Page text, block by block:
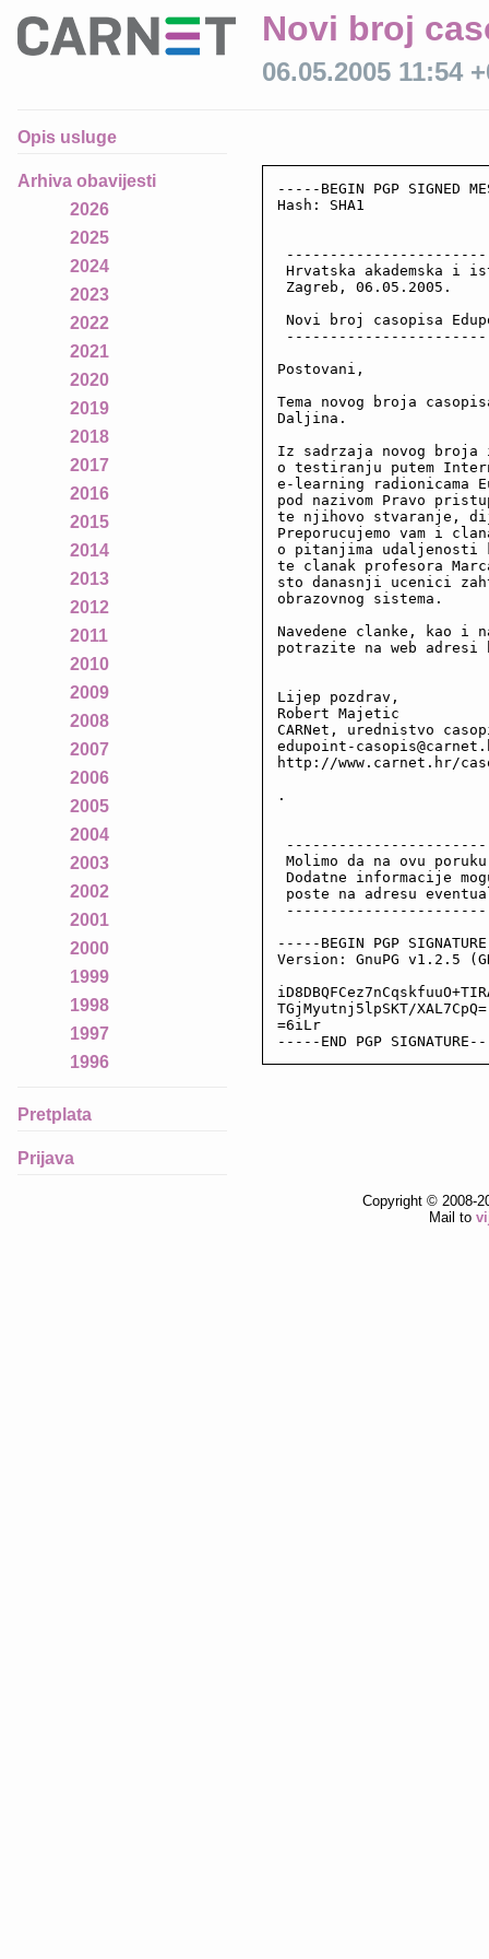
Novi broj
06.05.2005 11:54
Opis usluge
Arhiva obavijesti
2026
2025
2024
2023
2022
2021
2020
2019
2018
2017
2016
2015
2014
2013
2012
2011
2010
2009
2008
2007
2006
2005
2004
2003
2002
2001
2000
1999
1998
1997
1996
Pretplata
Prijava
-----BEGIN PGP SIGNED
Hash: SHA1
Hrvatska akademska i
Zagreb, 06.05.2005.
Novi broj casopisa
Postovani,
Tema novog broja
Daljina.
Iz sadrzaja novog broja
o testiranju putem
e-learning radionicama
pod nazivom Pravo
te njihovo stvaranje,
Preporucujemo vam i
o pitanjima udaljenosti
te clanak profesora
sto danasnji ucenici
obrazovnog sistema.
Navedene clanke,
potrazite na web
Lijep pozdrav,
Robert Majetic
CARNet, urednistvo
edupoint-
http://www.carnet.hr/
.
Molimo da na ovu
Dodatne informacije
poste na adresu
-----BEGIN PGP
Version: GnuPG v1.2.5
TGjMyutnj5lpSKT/XAL7CpQ=
=6iLr
-----END PGP
Copyright © 2008-
Mail to